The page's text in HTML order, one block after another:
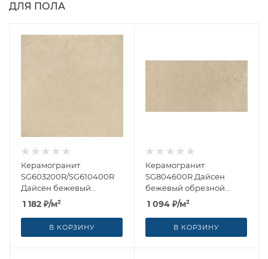
ДЛЯ ПОЛА
Керамогранит
SG603200R/SG610400R
Дайсен бежевый
обрезной 60x60 от
Kerama Marazzi (Россия)
1 182 ₽/м²
В КОРЗИНУ
Керамогранит
SG804600R Дайсен
бежевый обрезной
40x80 от Kerama Marazzi
(Россия)
1 094 ₽/м²
В КОРЗИНУ